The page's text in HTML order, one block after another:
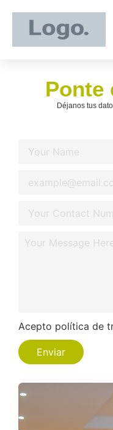
Ponte
Déjanos tus
Acepto política de
Enviar